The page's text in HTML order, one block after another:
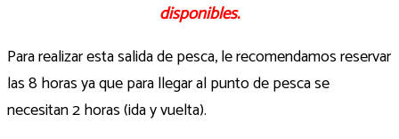
disponibles.
Para realizar esta salida de pesca, le recomendamos reservar
las 8 horas ya que para llegar al punto de pesca se
necesitan 2 horas (ida y vuelta).